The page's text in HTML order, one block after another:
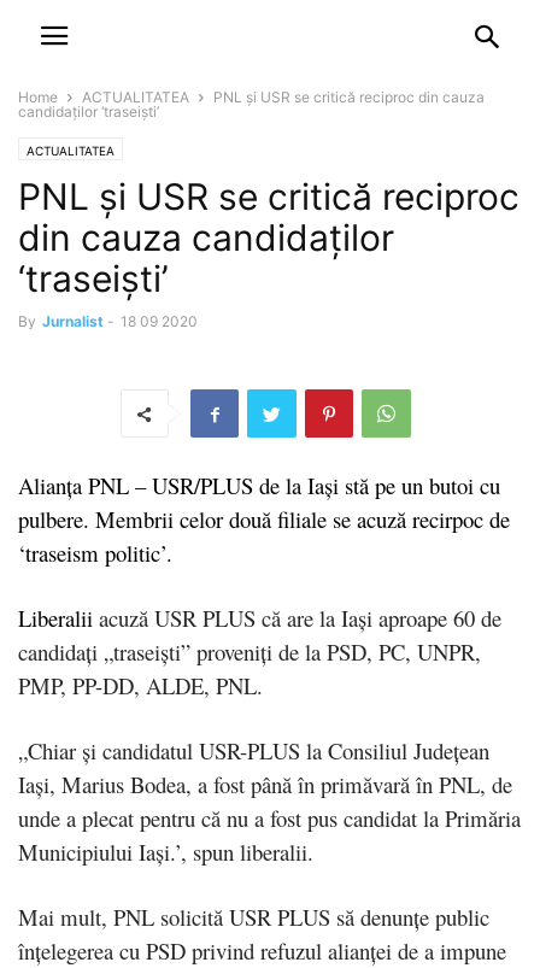
Home ACTUALITATEA
PNL şi USR se critică reciproc din cauza
candidaţilor ‘traseişti’
ACTUALITATEA
PNL şi USR se critică reciproc
din cauza candidaţilor
‘traseişti’
By Jurnalist - 18 09 2020
Alianța PNL – USR/PLUS de la Iași stă pe un butoi cu
pulbere. Membrii celor două filiale se acuză recirpoc de
‘traseism politic’.
Liberalii acuză USR PLUS că are la Iaşi aproape 60 de
candidaţi „traseişti” proveniţi de la PSD, PC, UNPR,
PMP, PP-DD, ALDE, PNL.
„Chiar şi candidatul USR-PLUS la Consiliul Judeţean
Iaşi, Marius Bodea, a fost până în primăvară în PNL, de
unde a plecat pentru că nu a fost pus candidat la Primăria
Municipiului Iaşi.’, spun liberalii.
Mai mult, PNL solicită USR PLUS să denunţe public
înţelegerea cu PSD privind refuzul alianţei de a impune